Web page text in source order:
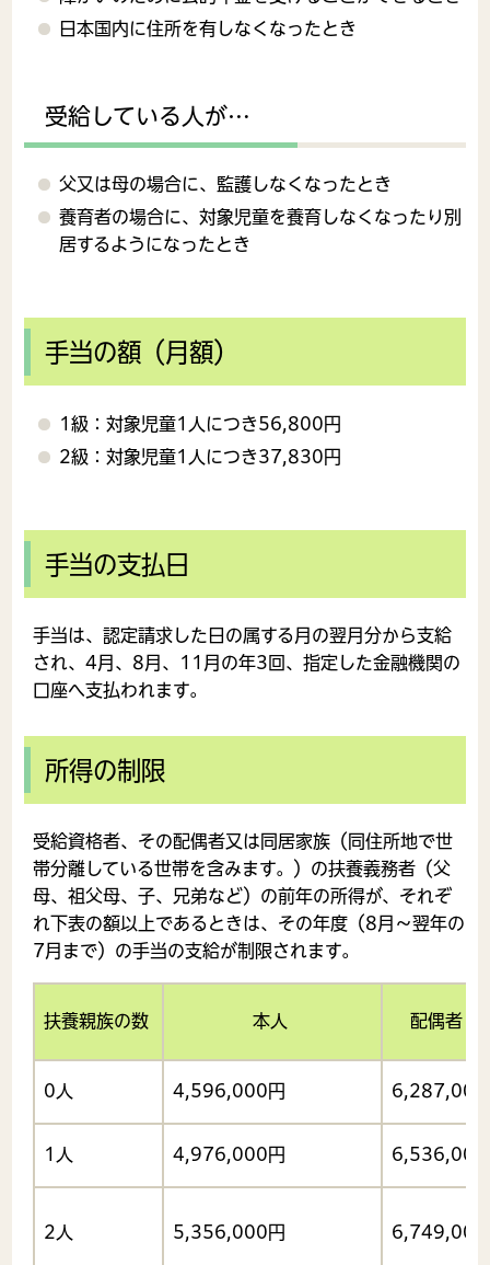
日本国内に住所を有しなくなったとき
受給している人が…
父又は母の場合に、監護しなくなったとき
養育者の場合に、対象児童を養育しなくなったり別
居するようになったとき
手当の額（月額）
1級：対象児童1人につき56,800円
2級：対象児童1人につき37,830円
手当の支払日
手当は、認定請求した日の属する月の翌月分から支給
され、4月、8月、11月の年3回、指定した金融機関の
口座へ支払われます。
所得の制限
受給資格者、その配偶者又は同居家族（同住所地で世
帯分離している世帯を含みます。）の扶養義務者（父
母、祖父母、子、兄弟など）の前年の所得が、それぞ
れ下表の額以上であるときは、その年度（8月～翌年の
7月まで）の手当の支給が制限されます。
扶養親族の数 本人 配偶者・
0人 4,596,000円
1人 4,976,000円
2人 5,356,000円